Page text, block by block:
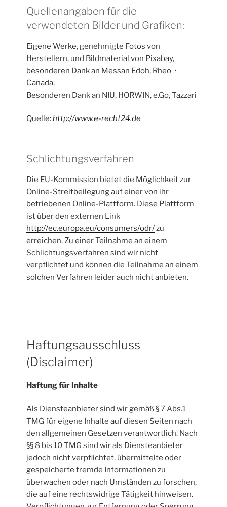
Quellenangaben für die
verwendeten Bilder und Grafiken:
Eigene Werke, genehmigte Fotos von
Herstellern, und Bildmaterial von Pixabay,
besonderen Dank an Messan Edoh, Rheo •
Canada,
Besonderen Dank an NIU, HORWIN, e.Go, Tazzari
Quelle:http://www.e-recht24.de
Schlichtungsverfahren
Die EU-Kommission bietet die Möglichkeit zur
Online-Streitbeilegung auf einer von ihr
betriebenen Online-Plattform. Diese Plattform
ist über den externen Link
http://ec.europa.eu/consumers/odr/zu
erreichen. Zu einer Teilnahme an einem
Schlichtungsverfahren sind wir nicht
verpflichtet und können die Teilnahme an einem
solchen Verfahren leider auch nicht anbieten.
Haftungsausschluss
(Disclaimer)
Haftung für Inhalte
Als Diensteanbieter sind wir gemäß § 7 Abs.1
TMG für eigene Inhalte auf diesen Seiten nach
den allgemeinen Gesetzen verantwortlich. Nach
§§ 8 bis 10 TMG sind wir als Diensteanbieter
jedoch nicht verpflichtet, übermittelte oder
gespeicherte fremde Informationen zu
überwachen oder nach Umständen zu forschen,
die auf eine rechtswidrige Tätigkeit hinweisen.